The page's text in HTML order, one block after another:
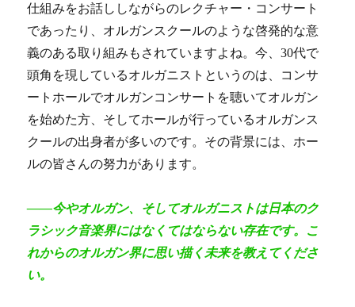
仕組みをお話ししながらのレクチャー・コンサート
であったり、オルガンスクールのような啓発的な意
義のある取り組みもされていますよね。今、30代で
頭角を現しているオルガニストというのは、コンサ
ートホールでオルガンコンサートを聴いてオルガン
を始めた方、そしてホールが行っているオルガンス
クールの出身者が多いのです。その背景には、ホー
ルの皆さんの努力があります。
――今やオルガン、そしてオルガニストは日本のク
ラシック音楽界にはなくてはならない存在です。こ
れからのオルガン界に思い描く未来を教えてくださ
い。